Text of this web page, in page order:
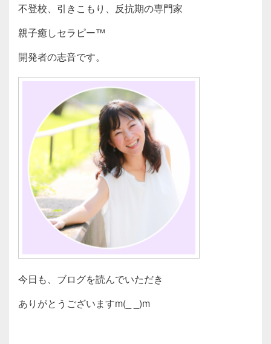
不登校、引きこもり、反抗期の専門家
親子癒しセラピー™
開発者の志音です。
今日も、ブログを読んでいただき
ありがとうございますm(_ _)m